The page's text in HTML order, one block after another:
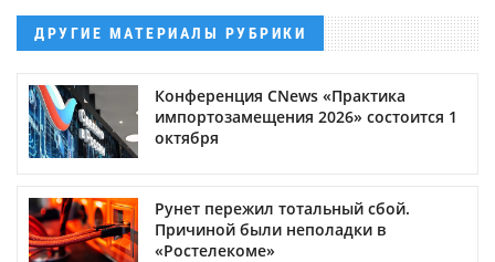
ДРУГИЕ МАТЕРИАЛЫ РУБРИКИ
Конференция CNews «Практика
импортозамещения 2026» состоится 1
октября
Рунет пережил тотальный сбой.
Причиной были неполадки в
«Ростелекоме»